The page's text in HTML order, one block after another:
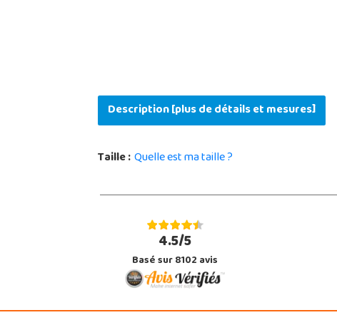
Description [plus de détails et mesures]
Taille :Quelle est ma taille ?
4.5/5
Basé sur 8102 avis